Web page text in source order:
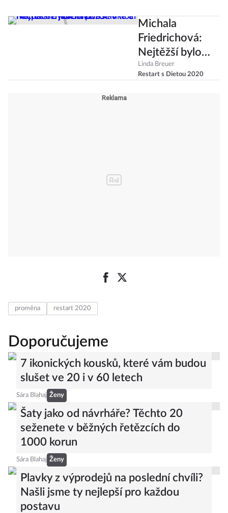
Michala
Friedrichová:
Nejtěžší bylo
omezit sladké a
necpat se jídlem
Linda Breuer
Restart s Dietou 2020
proměna restart 2020
Doporučujeme
7 ikonických kousků, které vám budou
slušet ve 20 i v 60 letech
Sára Blahaj Ženy
Šaty jako od návrháře? Těchto 20
seženete v běžných řetězcích do
1000 korun
Sára Blahaj Ženy
Plavky z výprodejů na poslední chvíli?
Našli jsme ty nejlepší pro každou
postavu